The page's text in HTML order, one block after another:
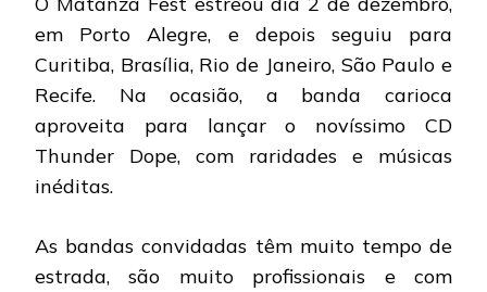
em Porto Alegre, e depois seguiu para
Curitiba, Brasília, Rio de Janeiro, São Paulo e
Recife. Na ocasião, a banda carioca
aproveita para lançar o novíssimo CD
Thunder Dope, com raridades e músicas
inéditas.
As bandas convidadas têm muito tempo de
estrada, são muito profissionais e com